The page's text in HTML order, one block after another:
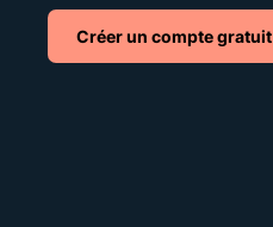
Créer un compte gratuit